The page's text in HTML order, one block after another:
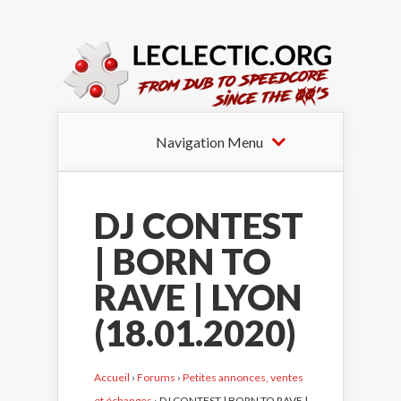
Navigation Menu
DJ CONTEST
| BORN TO
RAVE | LYON
(18.01.2020)
Accueil › Forums › Petites annonces, ventes